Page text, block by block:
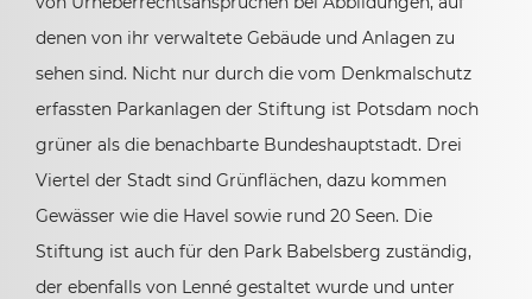
denen von ihr verwaltete Gebäude und Anlagen zu
sehen sind. Nicht nur durch die vom Denkmalschutz
erfassten Parkanlagen der Stiftung ist Potsdam noch
grüner als die benachbarte Bundeshauptstadt. Drei
Viertel der Stadt sind Grünflächen, dazu kommen
Gewässer wie die Havel sowie rund 20 Seen. Die
Stiftung ist auch für den Park Babelsberg zuständig,
der ebenfalls von Lenné gestaltet wurde und unter